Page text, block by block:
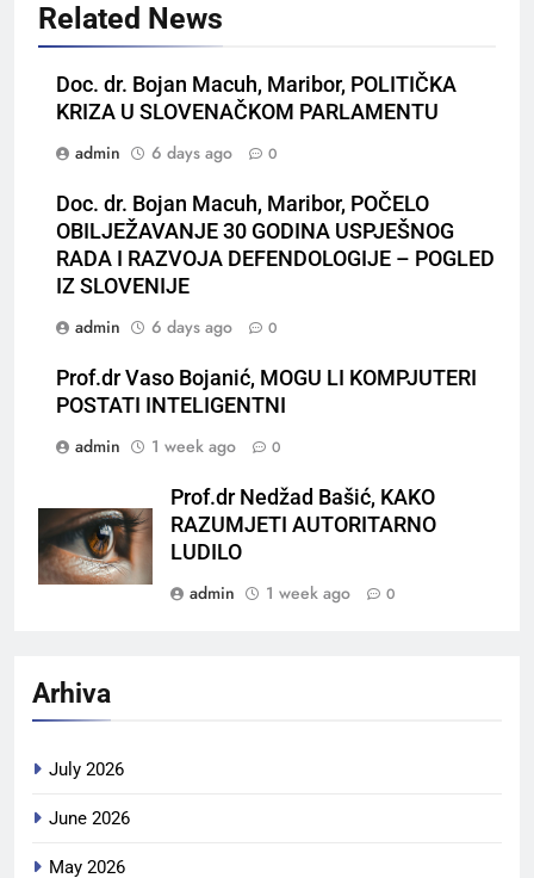
Related News
Doc. dr. Bojan Macuh, Maribor, POLITIČKA
KRIZA U SLOVENAČKOM PARLAMENTU
admin
6 days ago 0
Doc. dr. Bojan Macuh, Maribor, POČELO
OBILJEŽAVANJE 30 GODINA USPJEŠNOG
RADA I RAZVOJA DEFENDOLOGIJE – POGLED
IZ SLOVENIJE
admin
6 days ago 0
Prof.dr Vaso Bojanić, MOGU LI KOMPJUTERI
POSTATI INTELIGENTNI
admin
1 week ago 0
Prof.dr Nedžad Bašić, KAKO
RAZUMJETI AUTORITARNO
LUDILO
admin
1 week ago 0
Arhiva
July 2026
June 2026
May 2026